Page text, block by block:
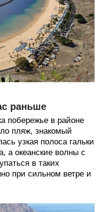
раньше
побережье в районе
пляж, знакомый
узкая полоса гальки
а океанские волны с
в таких
при сильном ветре и